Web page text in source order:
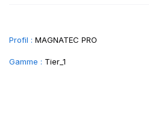
Profil : MAGNATEC PRO
Gamme : Tier_1